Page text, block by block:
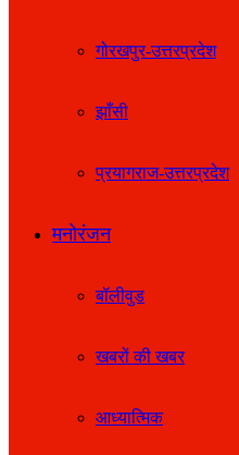
गोरखपुर-उत्तरप्रदेश
झाँसी
प्रयागराज-उत्तरप्रदेश
मनोरंजन
बॉलीवुड
खबरों की खबर
आध्यात्मिक